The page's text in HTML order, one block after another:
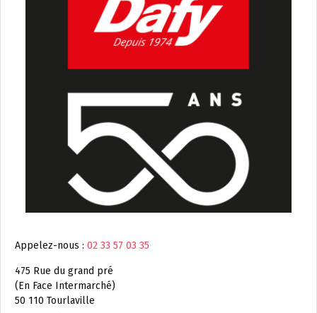
Appelez-nous : 02 33 57 03 35
475 Rue du grand pré
(En Face Intermarché)
50 110 Tourlaville